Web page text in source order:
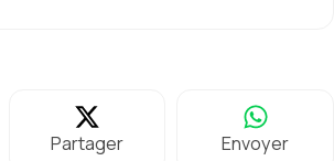
Partager Envoyer